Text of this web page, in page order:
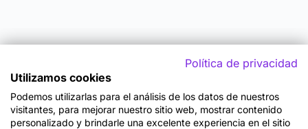
Política de privacidad
Utilizamos cookies
Podemos utilizarlas para el análisis de los datos de nuestros
visitantes, para mejorar nuestro sitio web, mostrar contenido
personalizado y brindarle una excelente experiencia en el sitio